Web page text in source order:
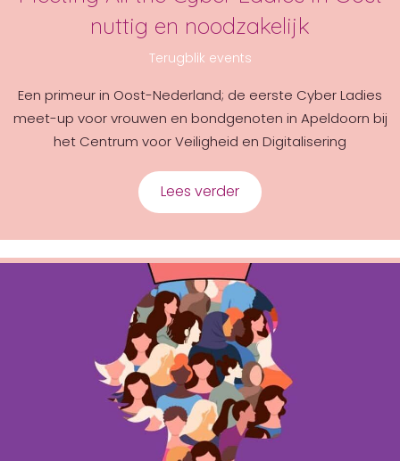
nuttig en noodzakelijk
Terugblik events
Een primeur in Oost-Nederland; de eerste Cyber Ladies
meet-up voor vrouwen en bondgenoten in Apeldoorn bij
het Centrum voor Veiligheid en Digitalisering
Lees verder about Meeting All the